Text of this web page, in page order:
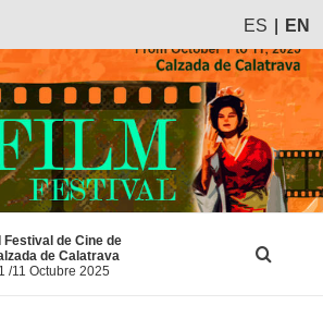
ES EN
Festival de Cine de
de Calatrava
1 /11 Octubre 2025